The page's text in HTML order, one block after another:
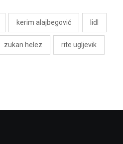
kerim alajbegović lidl
zukan helez rite ugljevik